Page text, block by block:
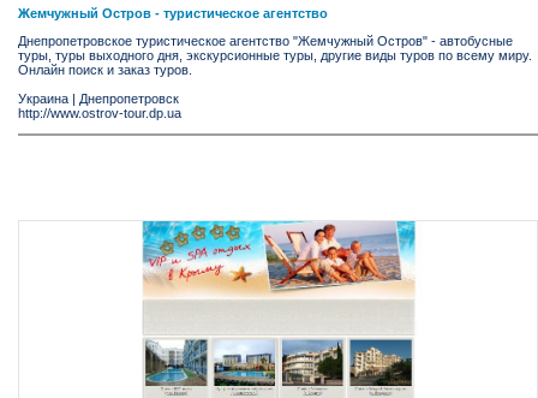
Жемчужный Остров - туристическое агентство
Днепропетровское туристическое агентство "Жемчужный Остров" - автобусные
туры, туры выходного дня, экскурсионные туры, другие виды туров по всему миру.
Онлайн поиск и заказ туров.
Украина | Днепропетровск
http://www.ostrov-tour.dp.ua